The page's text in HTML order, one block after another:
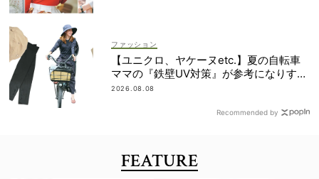
ファッション
【ユニクロ、ヤケーヌetc.】夏の自転車
ママの『鉄壁UV対策』が参考になりすぎ
る！
2026.08.08
Recommended by
FEATURE